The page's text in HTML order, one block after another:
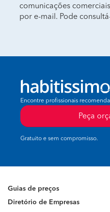
comunicações
por e-mail. Pode
Encontre profissionais
Peça
Gratuito e sem compromisso.
Guias de preços
Diretório de Empresas